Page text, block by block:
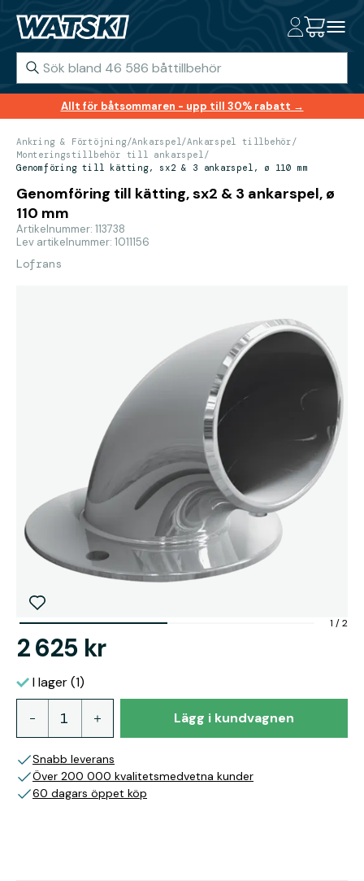
Allt för båtsommaren - upp till 30% rabatt →
Ankring & Förtöjning/Ankarspel/Ankarspel tillbehör/
Monteringstillbehör till ankarspel/
Genomföring till kätting, sx2 & 3 ankarspel, ø 110 mm
Genomföring till kätting, sx2 & 3 ankarspel, ø
110 mm
Artikelnummer: 113738
Lev artikelnummer: 1011156
Lofrans
1 /2
2 625 kr
I lager (1)
Lägg i kundvagnen
Snabb leverans
Över 200 000 kvalitetsmedvetna kunder
60 dagars öppet köp